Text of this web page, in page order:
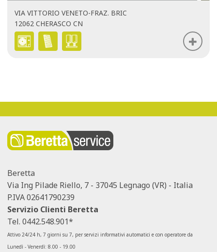
VIA VITTORIO VENETO-FRAZ. BRIC
12062 CHERASCO CN
Beretta
Via Ing Pilade Riello, 7 - 37045 Legnago (VR) - Italia
P.IVA 02641790239
Servizio Clienti Beretta
Tel. 0442.548.901*
Attivo 24/24 h, 7 giorni su 7, per servizi informativi automatici e con operatore da
Lunedì - Venerdì: 8.00 - 19.00